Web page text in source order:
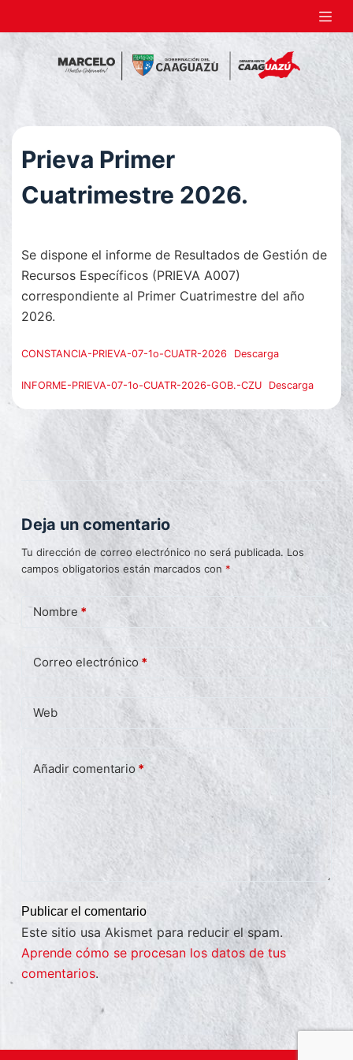
o
n
d
o
Prieva Primer
Cuatrimestre 2026.
Se dispone el informe de Resultados de Gestión de
Recursos Específicos (PRIEVA A007)
correspondiente al Primer Cuatrimestre del año
2026.
CONSTANCIA-PRIEVA-07-1o-CUATR-2026 Descarga
INFORME-PRIEVA-07-1o-CUATR-2026-GOB.-CZU Descarga
Deja un comentario
Tu dirección de correo electrónico no será publicada. Los
campos obligatorios están marcados con *
Nombre *
Correo electrónico *
Web
Añadir comentario *
Publicar el comentario
Este sitio usa Akismet para reducir el spam.
Aprende cómo se procesan los datos de tus
comentarios.